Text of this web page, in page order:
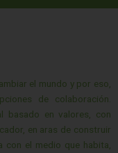
el mundo y por eso,
de colaboración.
basado en valores, con
en aras de construir
con el medio que habita,